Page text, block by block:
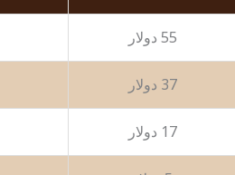
55 دولار
37 دولار
17 دولار